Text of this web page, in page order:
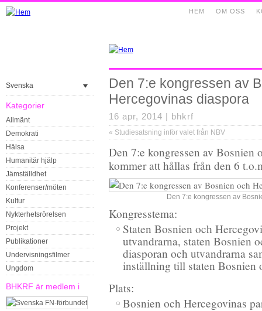
OM OSS
HEM
Svenska
Kategorier
Allmänt
Demokrati
Hälsa
Humanitär hjälp
Jämställdhet
Konferenser/möten
Kultur
Nykterhetsrörelsen
Projekt
Publikationer
Undervisningsfilmer
Ungdom
BHKRF är medlem i
Den 7:e kongressen av
Hercegovinas diaspora
16 apr, 2014 | bhkrf
« Studiesatsning inför valet från NBV
Den 7:e kongressen av Bosnien
kommer att hållas från den 6
Den 7:e kongressen av
Kongresstema:
Staten Bosnien och
utvandrarna, staten Bosnien
diasporan och utvandrarna
inställning till staten Bosnien
Plats:
Bosnien och Hercegovinas